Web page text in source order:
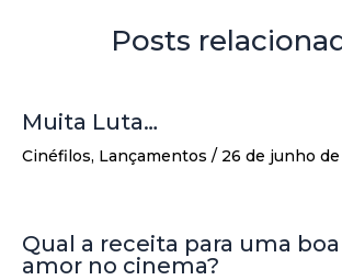
Posts
Muita Luta…
Cinéfilos, Lançamentos / 26 de junho
Qual a receita para uma
amor no cinema?